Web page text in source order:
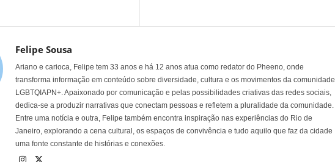
Felipe Sousa
Ariano e carioca, Felipe tem 33 anos e há 12 anos atua como redator do Pheeno, onde
transforma informação em conteúdo sobre diversidade, cultura e os movimentos da comunidade
LGBTQIAPN+. Apaixonado por comunicação e pelas possibilidades criativas das redes sociais,
dedica-se a produzir narrativas que conectam pessoas e refletem a pluralidade da comunidade.
Entre uma notícia e outra, Felipe também encontra inspiração nas experiências do Rio de
Janeiro, explorando a cena cultural, os espaços de convivência e tudo aquilo que faz da cidade
uma fonte constante de histórias e conexões.